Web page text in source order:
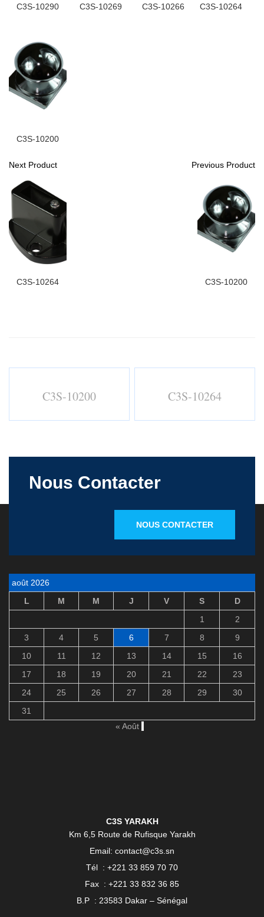
C3S-10290 C3S-10269 C3S-10266 C3S-10264
C3S-10200
Next Product
C3S-10264
Previous Product
C3S-10200
C3S-10200 C3S-10264
Nous Contacter
NOUS CONTACTER
août 2026
L
M M J V S
D
1
2
3
4 5 6 7 8
9
10
11 12 13 14 15
16
17
18 19 20 21 22
23
24
25 26 27 28 29
30
31
« Août
C3S YARAKH
Km 6,5 Route de Rufisque Yarakh
Email: contact@c3s.sn
Tél : +221 33 859 70 70
Fax : +221 33 832 36 85
B.P : 23583 Dakar – Sénégal